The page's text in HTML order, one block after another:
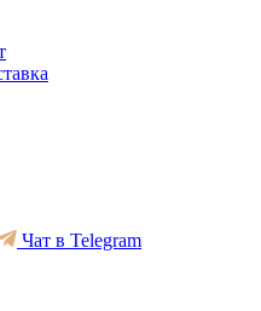
Чат в Telegram